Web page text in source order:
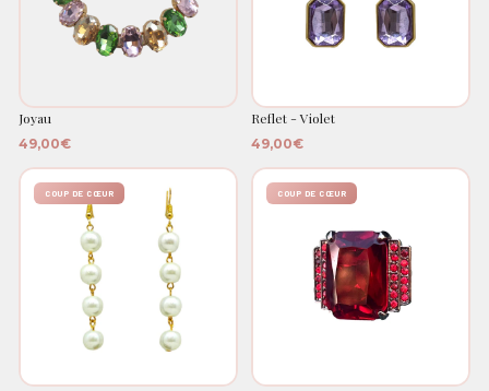
Joyau
49,00€
Reflet - Violet
49,00€
COUP DE CŒUR COUP DE CŒUR